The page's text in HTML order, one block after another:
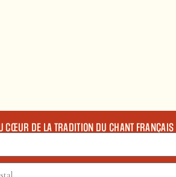
CŒUR DE LA TRADITION DU CHANT FRANÇAIS